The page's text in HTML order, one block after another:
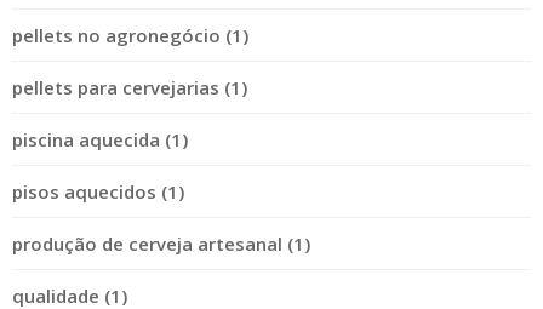
pellets no agronegócio (1)
pellets para cervejarias (1)
piscina aquecida (1)
pisos aquecidos (1)
produção de cerveja artesanal (1)
qualidade (1)